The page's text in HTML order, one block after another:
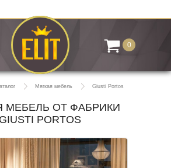
0
Мягкая мебель Giusti Portos
МЕБЕЛЬ ОТ ФАБРИКИ
GIUSTI PORTOS